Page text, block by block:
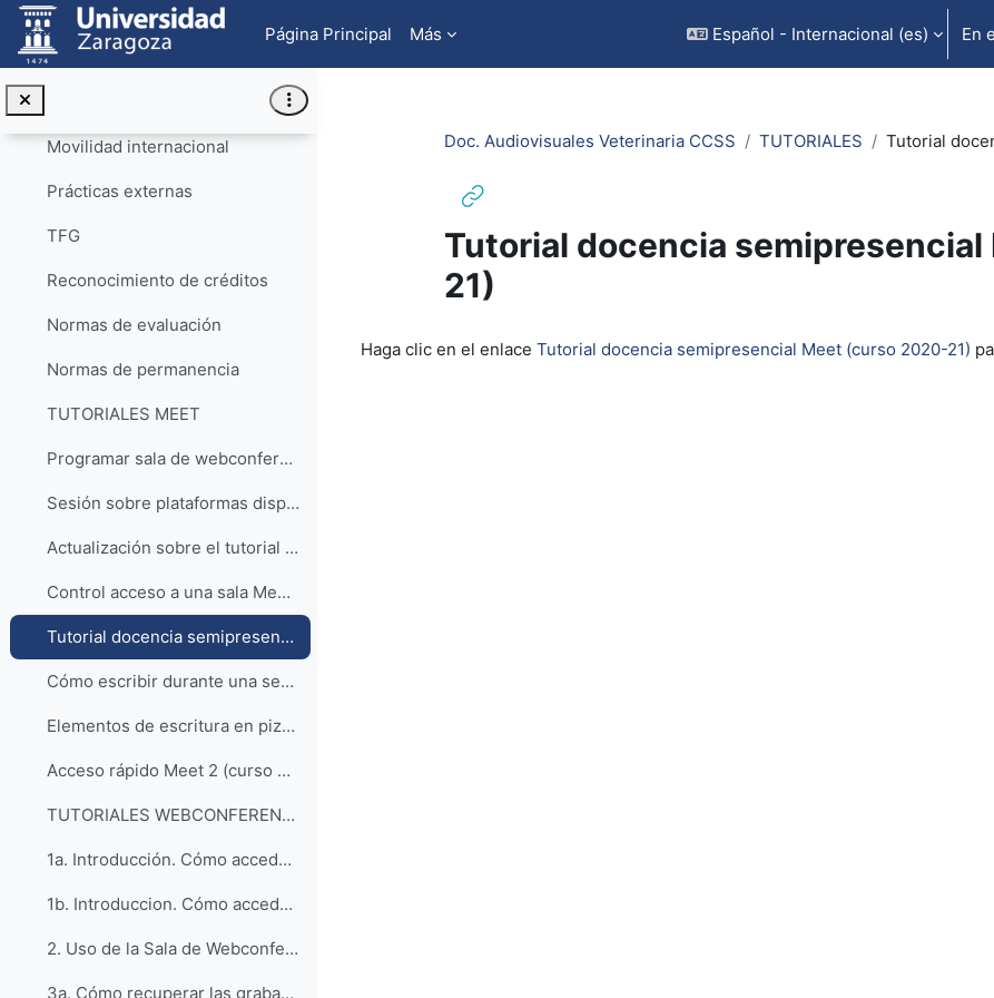
Salta al contenido principal
Página Principal
Más Español - Internacional ‎(es)‎ En
2020. Fabio de la Fuente
Colapsar
TUTORIALES
TUTORIALES POUZ (acceso a la lista de reproducción)
Movilidad internacional
Prácticas externas
TFG
Reconocimiento de créditos
Normas de evaluación
Normas de permanencia
TUTORIALES MEET
Programar sala de webconferencia con Google Meet
Sesión sobre plataformas disponibles UNIZAR
Actualización sobre el tutorial de docencia semipresencial con Google Meet (curso 2021-22)
Control acceso a una sala Meet (2021)
Tutorial docencia semipresencial Meet (curso 2020-21)
Cómo escribir durante una sesión Meet como si fuera una pizarra
Elementos de escritura en pizarra interactiva
Acceso rápido Meet 2 (curso 2020-21)
TUTORIALES WEBCONFERENCIA (acceso a la lista de reproducción)
1a. Introducción. Cómo acceder a la Sala de Webconferencia para CTA y MASTER.
1b. Introduccion. Cómo acceder a la Sala de Webconferencia para VETERINARIA
2. Uso de la Sala de Webconferencia Blackboard Collaborate
3a. Cómo recuperar las grabaciones de las Webconferencias Collaborate en Coursesites (CTA y Máster)
Doc. Audiovisuales Veterinaria CCSS TUTORIALES Tutorial
Tutorial docencia
21)
Haga clic en el enlace Tutorial docencia semipresencial Meet (curso 2020-21)